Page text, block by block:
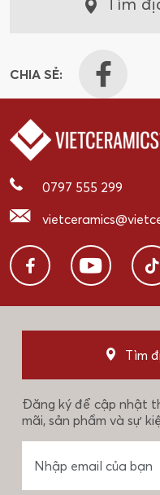
CHIA SẺ:
0797 555 299
Tìm
Đăng ký để cập nhật
mãi, sản phẩm và sự